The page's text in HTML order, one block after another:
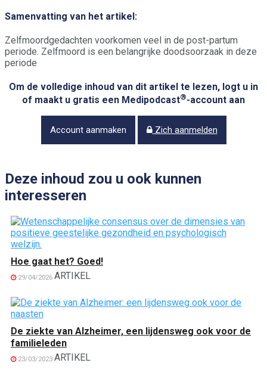
Samenvatting van het artikel:
Zelfmoordgedachten voorkomen veel in de post-partum
periode. Zelfmoord is een belangrijke doodsoorzaak in deze
periode
Om de volledige inhoud van dit artikel te lezen, logt u in
of maakt u gratis een Medipodcast®-account aan
Account aanmaken Zich aanmelden
Deze inhoud zou u ook kunnen
interesseren
Hoe gaat het? Goed!
29/04/2026 ARTIKEL
De ziekte van Alzheimer, een lijdensweg ook voor de
familieleden
23/03/2023 ARTIKEL